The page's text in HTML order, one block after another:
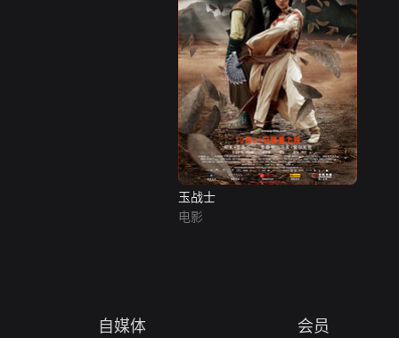
玉战士
电影
自媒体 会员